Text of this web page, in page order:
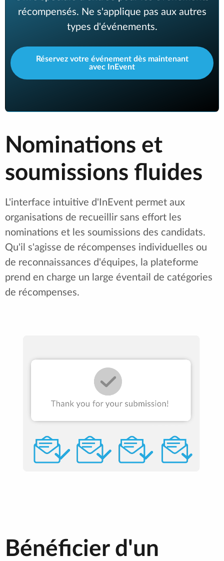
récompensés. Ne s'applique pas aux autres
types d'événements.
Réservez votre événement dès maintenant
avec InEvent
Nominations et
soumissions fluides
L'interface intuitive d'InEvent permet aux
organisations de recueillir sans effort les
nominations et les soumissions des candidats.
Qu'il s'agisse de récompenses individuelles ou
de reconnaissances d'équipes, la plateforme
prend en charge un large éventail de catégories
de récompenses.
Bénéficier d'un